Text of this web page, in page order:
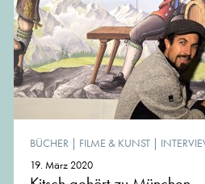
BÜCHER | FILME & KUNST |
19. März 2020